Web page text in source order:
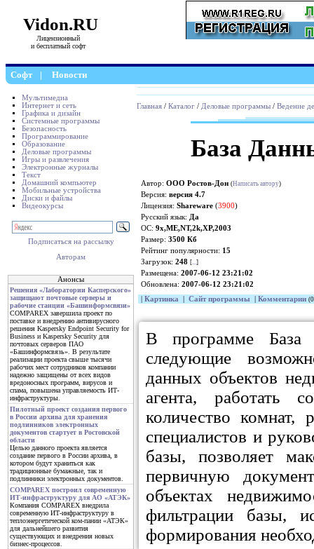
Vidon.RU
Лицензионный
и бесплатный софт
Софт | Новости
Мультимедиа
Интернет и сеть
Графика и дизайн
Системные программы
Безопасность
Программирование
Образование
Деловые программы
Игры и развлечения
Электронные журналы
Текст
Домашний компьютер
Мобильные устройства
Диски и файлы
Видеокурсы
Подписаться на рассылку
Авторам
Анонсы
Решения «Лаборатории Касперского»
защищают почтовые серверы и
рабочие станции «Башинформсвязи»
COMPAREX завершила проект по
поставке и внедрению антивирусного
решения Kaspersky Endpoint Security for
Business и Kaspersky Security для
почтовых серверов ПАО
«Башинформсвязь». В результате
реализации проекта свыше тысячи
рабочих мест сотрудников компании
надежно защищены от всех видов
вредоносных программ, вирусов и
спама, повышена управляемость ИТ-
инфраструктуры.
Пилотный проект создания первого
в России архива для хранения
подлинников электронных
документов стартует в Ростовской
области
Целью данного проекта является
создание первого в России архива, в
котором будут храниться как
традиционные бумажные, так и
подлинники электронных документов.
COMPAREX построил современную
ИТ-инфраструктуру для АО «АТЭК»
Компания COMPAREX внедрила
современную ИТ-инфраструктуру в
теплоэнергетической ком-пании «АТЭК»
для дальнейшего развития
существующих и внедрения новых
бизнес-процессов.
Главная / Каталог / Деловые программы / Ведение
База
Автор: ООО Ростов-Дон (Написать автору)
Версия: версия 4.7
Лицензия: Shareware (3900)
Русский язык: Да
ОС: 9x,ME,NT,2k,XP,2003
Размер: 3500 Кб
Рейтинг популярности: 15
Загрузок: 248 [...]
Размещена: 2007-06-12 23:21:02
Обновлена: 2007-06-12 23:21:02
Картинка Сайт программы Комментарии
В программе База
следующие
данных объектов
агента, работать
количество комнат,
специалистов и
базы, позволяет
первичную
объектах
фильтрации базы,
формирования